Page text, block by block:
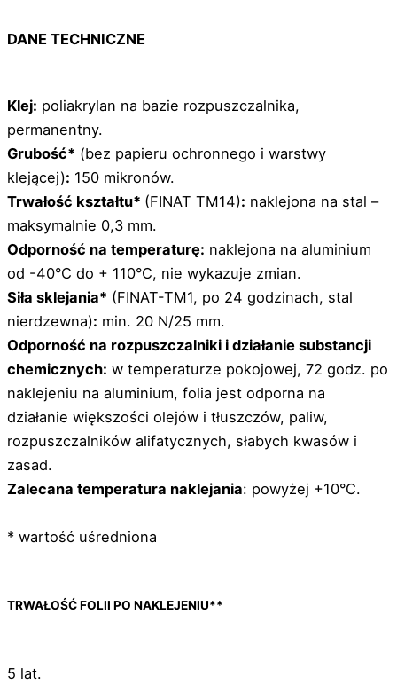
DANE TECHNICZNE
Klej: poliakrylan na bazie rozpuszczalnika,
permanentny.
Grubość* (bez papieru ochronnego i warstwy
klejącej): 150 mikronów.
Trwałość kształtu* (FINAT TM14): naklejona na stal –
maksymalnie 0,3 mm.
Odporność na temperaturę: naklejona na aluminium
od -40°C do + 110°C, nie wykazuje zmian.
Siła sklejania* (FINAT-TM1, po 24 godzinach, stal
nierdzewna): min. 20 N/25 mm.
Odporność na rozpuszczalniki i działanie substancji
chemicznych: w temperaturze pokojowej, 72 godz. po
naklejeniu na aluminium, folia jest odporna na
działanie większości olejów i tłuszczów, paliw,
rozpuszczalników alifatycznych, słabych kwasów i
zasad.
Zalecana temperatura naklejania: powyżej +10°C.
* wartość uśredniona
TRWAŁOŚĆ FOLII PO NAKLEJENIU**
5 lat.